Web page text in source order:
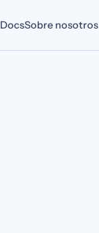
DocsSobre nosotros